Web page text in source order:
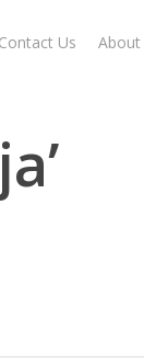
Contact Us About